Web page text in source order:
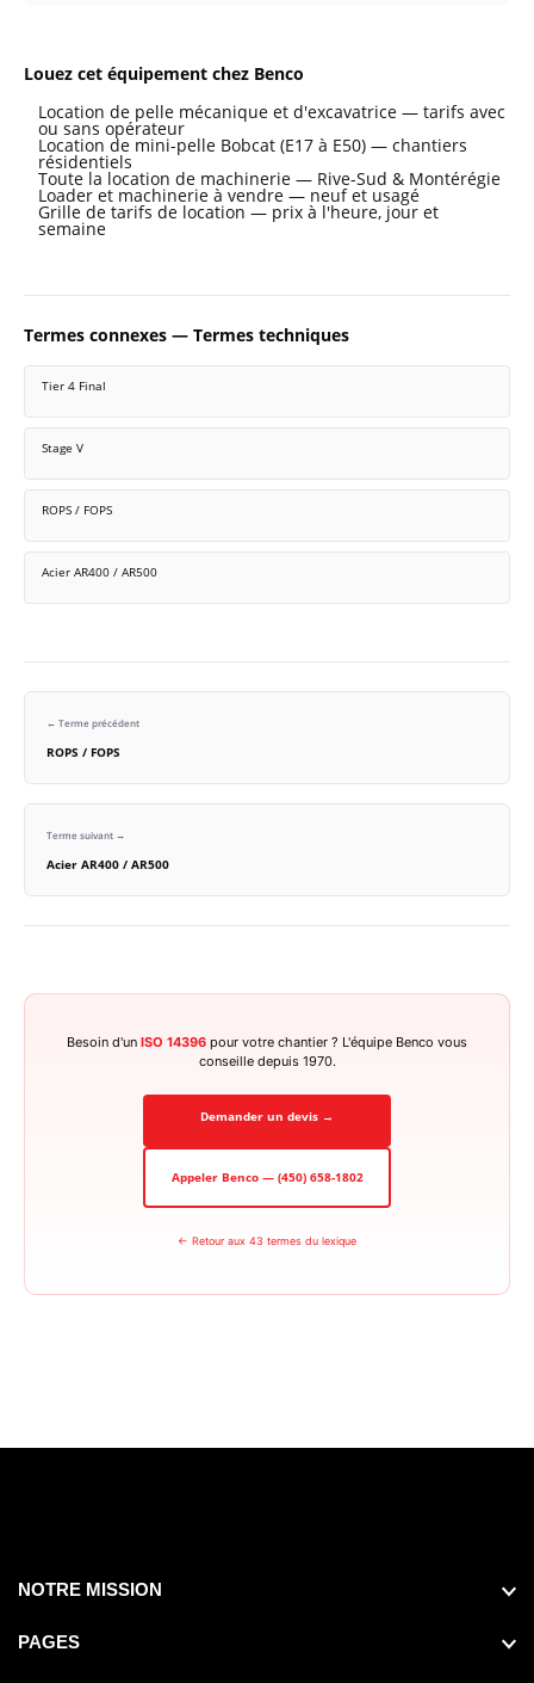
Louez cet équipement chez Benco
Location de pelle mécanique et d'excavatrice — tarifs avec
ou sans opérateur
Location de mini-pelle Bobcat (E17 à E50) — chantiers
résidentiels
Toute la location de machinerie — Rive-Sud & Montérégie
Loader et machinerie à vendre — neuf et usagé
Grille de tarifs de location — prix à l'heure, jour et
semaine
Termes connexes — Termes techniques
Tier 4 Final
Stage V
ROPS / FOPS
Acier AR400 / AR500
← Terme précédent
ROPS / FOPS
Terme suivant →
Acier AR400 / AR500
Besoin d'un ISO 14396 pour votre chantier ? L'équipe Benco vous
conseille depuis 1970.
Demander un devis →
Appeler Benco — (450) 658-1802
← Retour aux 43 termes du lexique
NOTRE MISSION
PAGES